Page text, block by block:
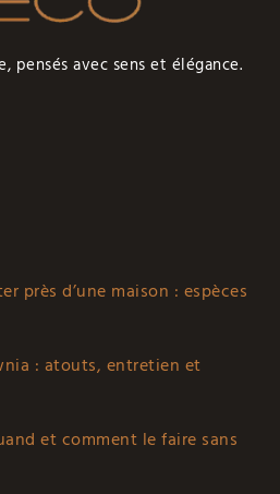
pensés avec sens et élégance.
près d’une maison : espèces
: atouts, entretien et
et comment le faire sans